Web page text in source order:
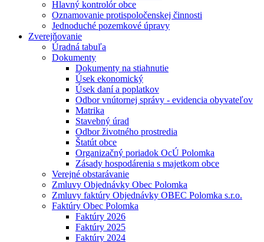
Hlavný kontrolór obce
Oznamovanie protispoločenskej činnosti
Jednoduché pozemkové úpravy
Zverejňovanie
Úradná tabuľa
Dokumenty
Dokumenty na stiahnutie
Úsek ekonomický
Úsek daní a poplatkov
Odbor vnútornej správy - evidencia obyvateľov
Matrika
Stavebný úrad
Odbor životného prostredia
Štatút obce
Organizačný poriadok OcÚ Polomka
Zásady hospodárenia s majetkom obce
Verejné obstarávanie
Zmluvy Objednávky Obec Polomka
Zmluvy faktúry Objednávky OBEC Polomka s.r.o.
Faktúry Obec Polomka
Faktúry 2026
Faktúry 2025
Faktúry 2024